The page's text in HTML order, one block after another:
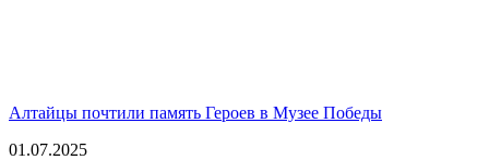
Алтайцы почтили память Героев в Музее Победы
01.07.2025